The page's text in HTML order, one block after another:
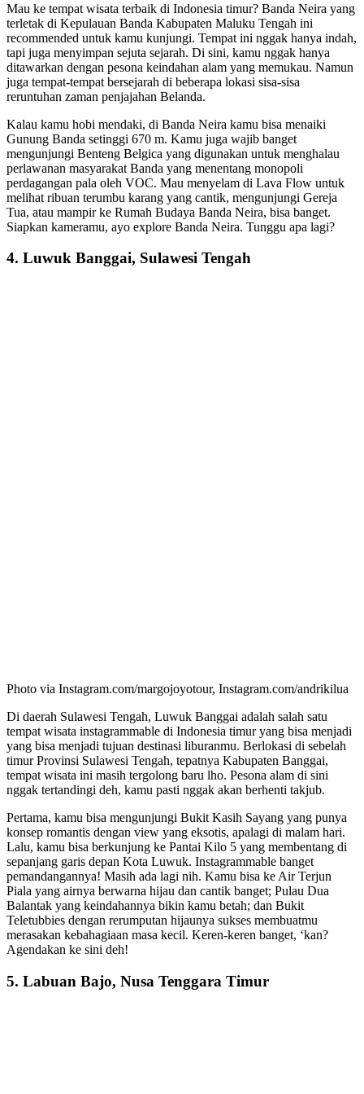
Mau ke tempat wisata terbaik di Indonesia timur? Banda Neira yang
terletak di Kepulauan Banda Kabupaten Maluku Tengah ini
recommended untuk kamu kunjungi. Tempat ini nggak hanya indah,
tapi juga menyimpan sejuta sejarah. Di sini, kamu nggak hanya
ditawarkan dengan pesona keindahan alam yang memukau. Namun
juga tempat-tempat bersejarah di beberapa lokasi sisa-sisa
reruntuhan zaman penjajahan Belanda.
Kalau kamu hobi mendaki, di Banda Neira kamu bisa menaiki
Gunung Banda setinggi 670 m. Kamu juga wajib banget
mengunjungi Benteng Belgica yang digunakan untuk menghalau
perlawanan masyarakat Banda yang menentang monopoli
perdagangan pala oleh VOC. Mau menyelam di Lava Flow untuk
melihat ribuan terumbu karang yang cantik, mengunjungi Gereja
Tua, atau mampir ke Rumah Budaya Banda Neira, bisa banget.
Siapkan kameramu, ayo explore Banda Neira. Tunggu apa lagi?
4. Luwuk Banggai, Sulawesi Tengah
Photo via Instagram.com/margojoyotour, Instagram.com/andrikilua
Di daerah Sulawesi Tengah, Luwuk Banggai adalah salah satu
tempat wisata instagrammable di Indonesia timur yang bisa menjadi
yang bisa menjadi tujuan destinasi liburanmu. Berlokasi di sebelah
timur Provinsi Sulawesi Tengah, tepatnya Kabupaten Banggai,
tempat wisata ini masih tergolong baru lho. Pesona alam di sini
nggak tertandingi deh, kamu pasti nggak akan berhenti takjub.
Pertama, kamu bisa mengunjungi Bukit Kasih Sayang yang punya
konsep romantis dengan view yang eksotis, apalagi di malam hari.
Lalu, kamu bisa berkunjung ke Pantai Kilo 5 yang membentang di
sepanjang garis depan Kota Luwuk. Instagrammable banget
pemandangannya! Masih ada lagi nih. Kamu bisa ke Air Terjun
Piala yang airnya berwarna hijau dan cantik banget; Pulau Dua
Balantak yang keindahannya bikin kamu betah; dan Bukit
Teletubbies dengan rerumputan hijaunya sukses membuatmu
merasakan kebahagiaan masa kecil. Keren-keren banget, ‘kan?
Agendakan ke sini deh!
5. Labuan Bajo, Nusa Tenggara Timur